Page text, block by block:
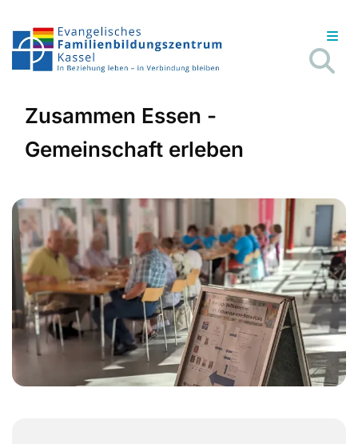
Zusammen Essen -
Gemeinschaft erleben